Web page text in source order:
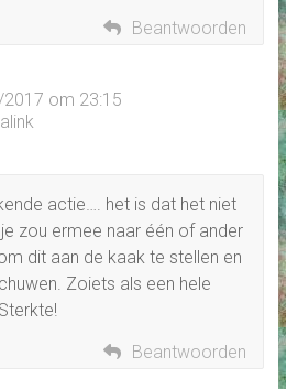
Beantwoorden
om 23:15
actie…. het is dat het niet
zou ermee naar één of ander
dit aan de kaak te stellen en
Zoiets als een hele
Beantwoorden